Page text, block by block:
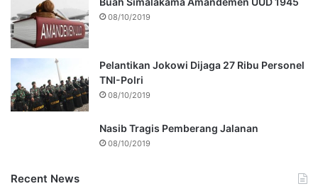
08/10/2019
Pelantikan Jokowi Dijaga 27 Ribu Personel
TNI-Polri
08/10/2019
Nasib Tragis Pemberang Jalanan
08/10/2019
Recent News